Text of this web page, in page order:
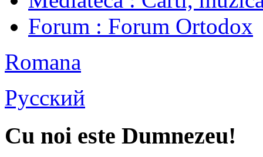
Forum : Forum Ortodox
Romana
Русский
Cu noi este Dumnezeu!